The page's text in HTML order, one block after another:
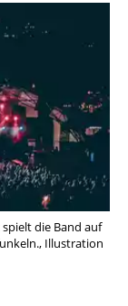
die Band auf
Illustration